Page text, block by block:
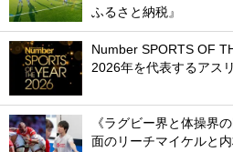
ふるさと納税』
Number SPORTS OF
2026年を代表するアス
《ラグビー界と体操界
面のリーチマイケルと